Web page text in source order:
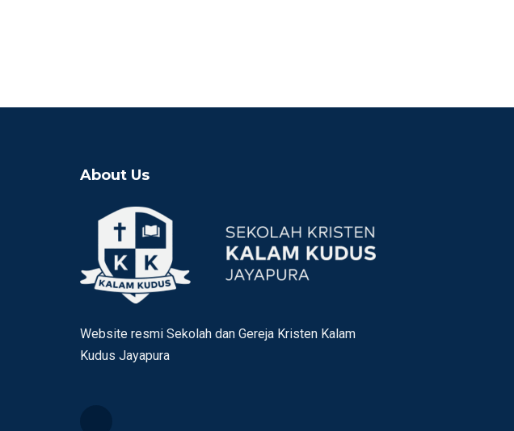
About Us
Website resmi Sekolah dan Gereja Kristen Kalam
Kudus Jayapura